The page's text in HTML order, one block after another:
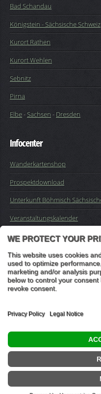
Bad Schandau
Königstein - Sächsische Schweiz
Kurort Rathen
Kurort Wehlen
Sebnitz
Pirna
Elbe-Sachsen - Dresden
Infocenter
Wanderkartenshop
Prospektdownload
Unterkunft Böhmisch
Veranstaltungskalender
Impressum
Buchungsanfrage
"In den Wäldern sind Dinge,
im Moos liegen könnte." (Franz
Datenschutzeinstellungen